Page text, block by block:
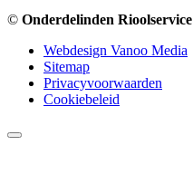
© Onderdelinden Rioolservice
Webdesign Vanoo Media
Sitemap
Privacyvoorwaarden
Cookiebeleid